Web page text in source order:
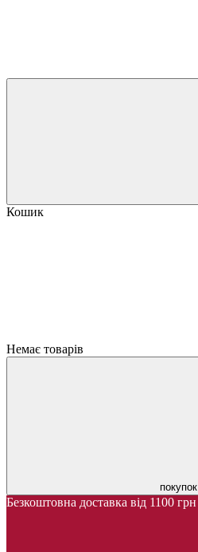
Кошик
Немає товарів
покупок
Безкоштовна доставка від 1100 грн